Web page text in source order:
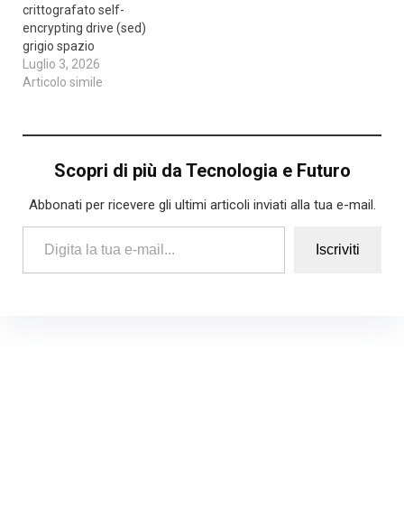
crittografato self-
encrypting drive (sed)
grigio spazio
Luglio 3, 2026
Articolo simile
Scopri di più da Tecnologia e Futuro
Abbonati per ricevere gli ultimi articoli inviati alla tua e-mail.
Digita la tua e-mail...
Iscriviti